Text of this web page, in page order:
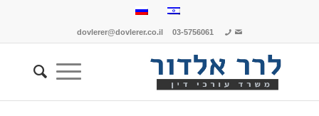
dovlerer@dovlerer.co.il 03-5756061